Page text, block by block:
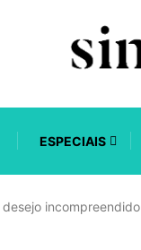
ESPECIAIS
desejo incompreendido